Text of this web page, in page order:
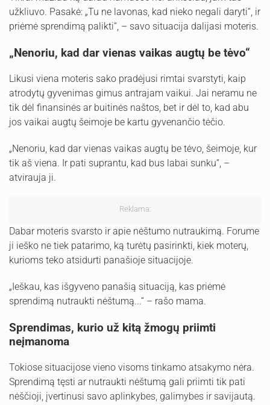
užkliuvo. Pasakė: „Tu ne lavonas, kad nieko negali daryti“, ir
priėmė sprendimą palikti“, – savo situacija dalijasi moteris.
„Nenoriu, kad dar vienas vaikas augtų be tėvo“
Likusi viena moteris sako pradėjusi rimtai svarstyti, kaip
atrodytų gyvenimas gimus antrajam vaikui. Jai neramu ne
tik dėl finansinės ar buitinės naštos, bet ir dėl to, kad abu
jos vaikai augtų šeimoje be kartu gyvenančio tėčio.
„Nenoriu, kad dar vienas vaikas augtų be tėvo, šeimoje, kur
tik aš viena. Ir pati suprantu, kad bus labai sunku“, –
atvirauja ji.
Reklama:
Dabar moteris svarsto ir apie nėštumo nutraukimą. Forume
ji ieško ne tiek patarimo, ką turėtų pasirinkti, kiek moterų,
kurioms teko atsidurti panašioje situacijoje.
„Ieškau, kas išgyveno panašią situaciją, kas priėmė
sprendimą nutraukti nėštumą...“ – rašo mama.
Sprendimas, kurio už kitą žmogų priimti
neįmanoma
Tokiose situacijose vieno visoms tinkamo atsakymo nėra.
Sprendimą tęsti ar nutraukti nėštumą gali priimti tik pati
nėščioji, įvertinusi savo aplinkybes, galimybes ir savijautą.